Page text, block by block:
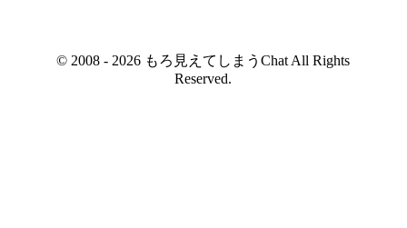
© 2008 - 2026 もろ見えてしまうChat All Rights
Reserved.